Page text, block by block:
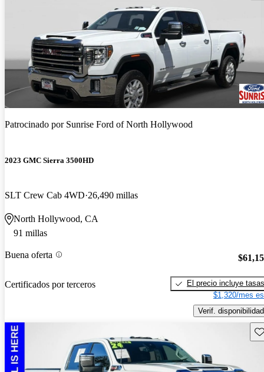
Patrocinado por Sunrise Ford of North Hollywood
2023 GMC Sierra 3500HD
SLT Crew Cab 4WD 26,490 millas
North Hollywood, CA
91 millas
Buena oferta
Certificados por terceros
El precio incluye tasas
$1,320/mes
Verif. disponibilidad